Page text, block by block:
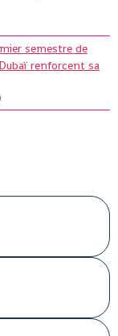
semestre de
renforcent sa